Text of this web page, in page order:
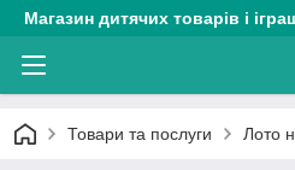
Магазин дитячих товарів і
Товари та послуги Лото